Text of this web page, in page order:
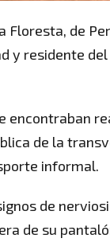
de
y residente
encontraban
de la
informal.
de
de su